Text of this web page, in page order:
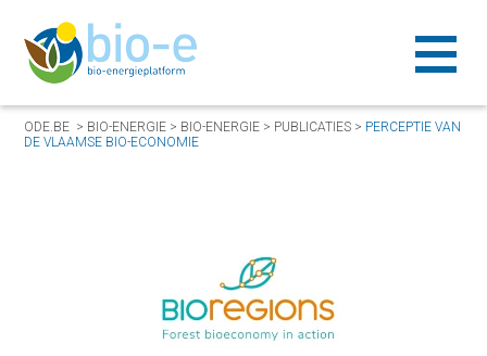
ODE.BE > BIO-ENERGIE > BIO-ENERGIE > PUBLICATIES > PERCEPTIE VAN
DE VLAAMSE BIO-ECONOMIE